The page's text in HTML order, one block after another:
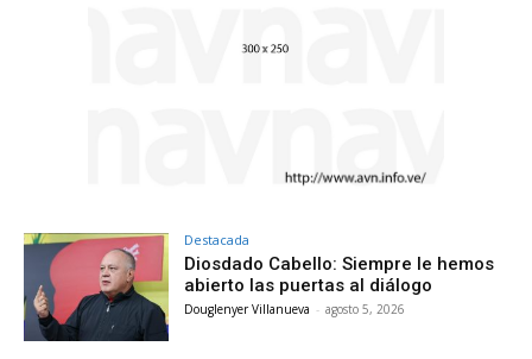
Destacada
Diosdado Cabello: Siempre le hemos
abierto las puertas al diálogo
Douglenyer Villanueva - agosto 5, 2026